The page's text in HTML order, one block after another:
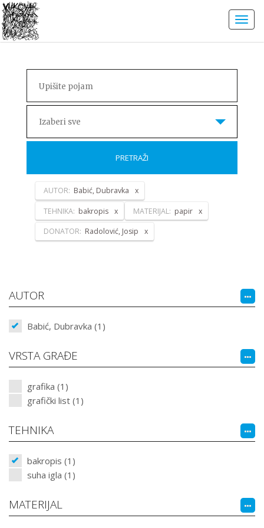
Izaberi sve
PRETRAŽI
AUTOR: Babić, Dubravka
TEHNIKA: bakropis MATERIJAL: papir
DONATOR: Radolović, Josip
AUTOR
Babić, Dubravka (1)
VRSTA GRAĐE
grafika (1)
grafički list (1)
TEHNIKA
bakropis (1)
suha igla (1)
MATERIJAL